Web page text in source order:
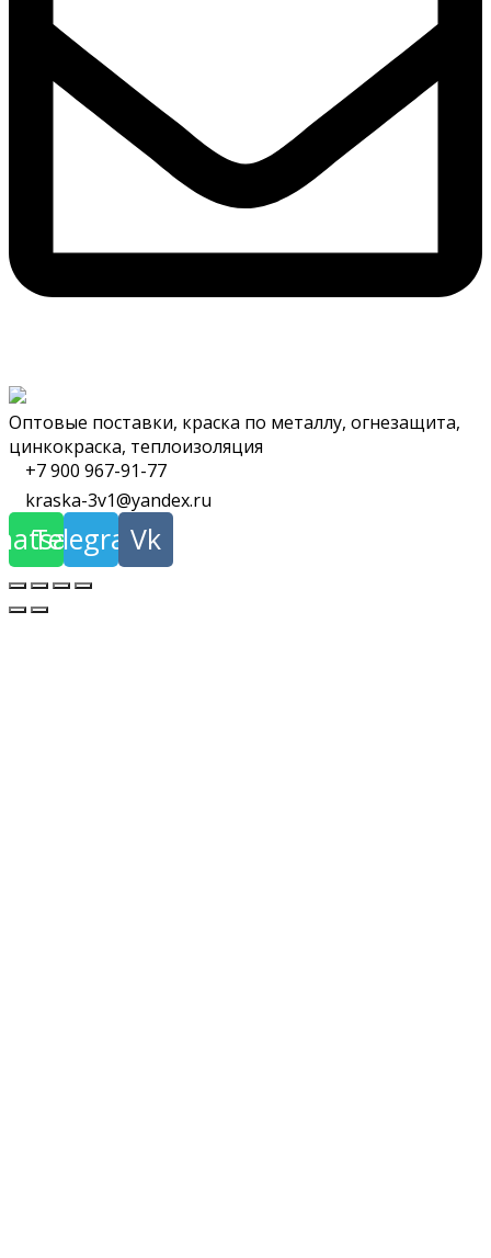
Оптовые поставки, краска по металлу, огнезащита,
цинкокраска, теплоизоляция
+7 900 967-91-77
kraska-3v1@yandex.ru
Telegram
Vk